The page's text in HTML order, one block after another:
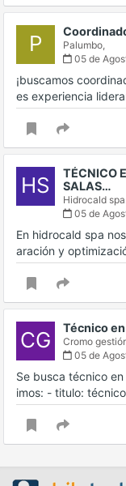
P
Palumbo,
05 de
¡buscamos
es experiencia
HS
TÉCNICO
SALAS…
Hidrocald
05 de
En hidrocald spa
aración y
CG Técnico
Cromo
05 de
Se busca técnico
imos: - titulo: